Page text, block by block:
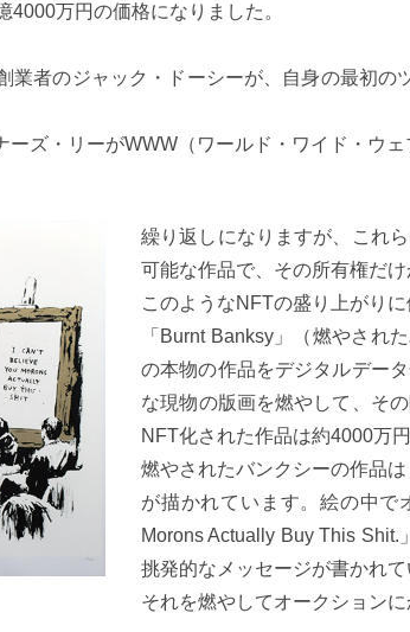
万円の価格になりました。
業者のジャック・ドーシーが、自身の最初
ズ・リーがWWW（ワールド・ワイド・ウ
繰り返しになりますが、これ
可能な作品で、その所有権だ
このようなNFTの盛り上がりに
「Burnt Banksy」（燃やされ
の本物の作品をデジタルデー
な現物の版画を燃やして、そ
NFT化された作品は約4000万
燃やされたバンクシーの作品
が描かれています。絵の中で
Morons Actually Buy This
挑発的なメッセージが書かれて
それを燃やしてオークション